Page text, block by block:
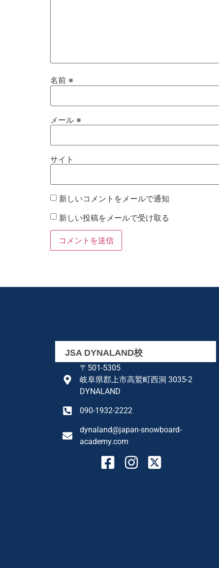
名前 ※
メール ※
サイト
新しいコメントをメールで通知
新しい投稿をメールで受け取る
JSA DYNALAND校
〒501-5305
岐阜県郡上市高鷲町西洞 3035-2
DYNALAND
090-1932-2222
dynaland@japan-snowboard-
academy.com